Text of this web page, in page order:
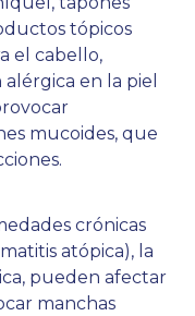
tópicos
el cabello,
en la piel
mucoides, que
crónicas
atópica), la
pueden afectar
manchas